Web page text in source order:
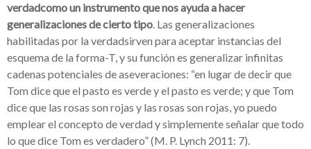
verdadcomo un instrumento que nos ayuda a hacer
generalizaciones de cierto tipo. Las generalizaciones
habilitadas por la verdadsirven para aceptar instancias del
esquema de la forma-T, y su función es generalizar infinitas
cadenas potenciales de aseveraciones: “en lugar de decir que
Tom dice que el pasto es verde y el pasto es verde; y que Tom
dice que las rosas son rojas y las rosas son rojas, yo puedo
emplear el concepto de verdad y simplemente señalar que todo
lo que dice Tom es verdadero” (M. P. Lynch 2011: 7).